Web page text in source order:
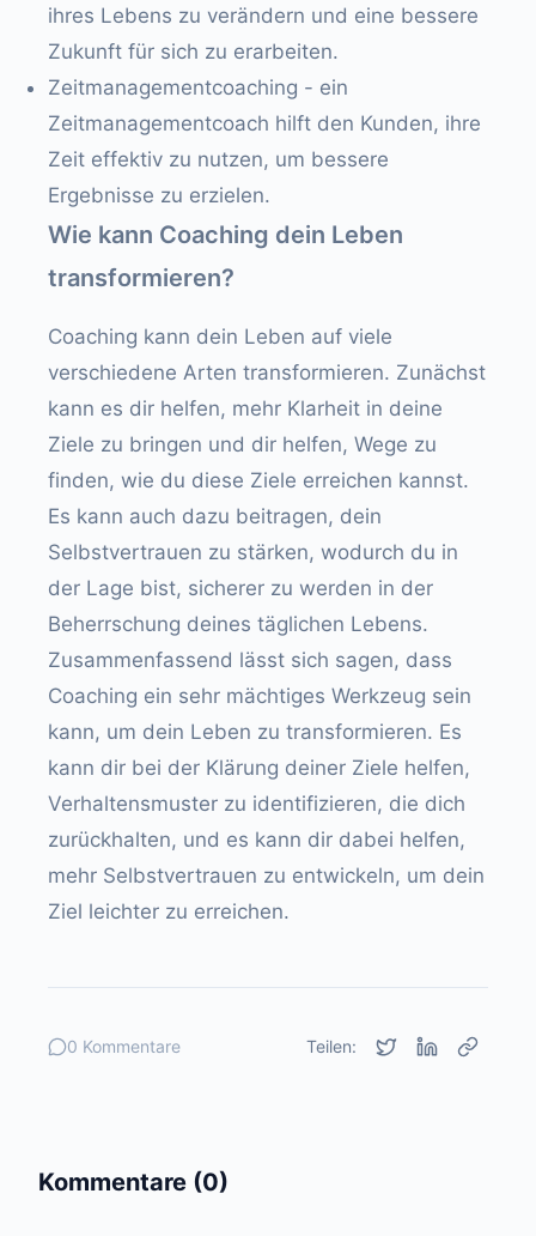
ihres Lebens zu verändern und eine bessere
Zukunft für sich zu erarbeiten.
Zeitmanagementcoaching - ein
Zeitmanagementcoach hilft den Kunden, ihre
Zeit effektiv zu nutzen, um bessere
Ergebnisse zu erzielen.
Wie kann Coaching dein Leben
transformieren?
Coaching kann dein Leben auf viele
verschiedene Arten transformieren. Zunächst
kann es dir helfen, mehr Klarheit in deine
Ziele zu bringen und dir helfen, Wege zu
finden, wie du diese Ziele erreichen kannst.
Es kann auch dazu beitragen, dein
Selbstvertrauen zu stärken, wodurch du in
der Lage bist, sicherer zu werden in der
Beherrschung deines täglichen Lebens.
Zusammenfassend lässt sich sagen, dass
Coaching ein sehr mächtiges Werkzeug sein
kann, um dein Leben zu transformieren. Es
kann dir bei der Klärung deiner Ziele helfen,
Verhaltensmuster zu identifizieren, die dich
zurückhalten, und es kann dir dabei helfen,
mehr Selbstvertrauen zu entwickeln, um dein
Ziel leichter zu erreichen.
0 Kommentare Teilen:
Kommentare (0)